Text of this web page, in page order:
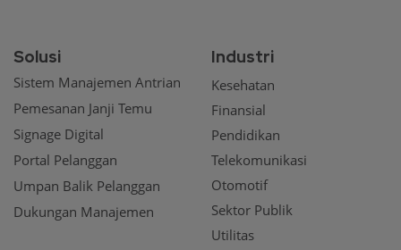
Solusi
Sistem Manajemen Antrian
Pemesanan Janji Temu
Signage Digital
Portal Pelanggan
Umpan Balik Pelanggan
Dukungan Manajemen
Industri
Kesehatan
Finansial
Pendidikan
Telekomunikasi
Otomotif
Sektor Publik
Utilitas